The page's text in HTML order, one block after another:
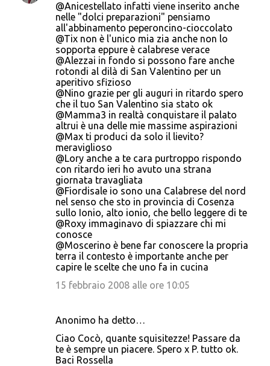
@Anicestellato infatti viene inserito anche
nelle "dolci preparazioni" pensiamo
all'abbinamento peperoncino-cioccolato
@Tix non è l'unico mia zia anche non lo
sopporta eppure è calabrese verace
@Alezzai in fondo si possono fare anche
rotondi al dilà di San Valentino per un
aperitivo sfizioso
@Nino grazie per gli auguri in ritardo spero
che il tuo San Valentino sia stato ok
@Mamma3 in realtà conquistare il palato
altrui è una delle mie massime aspirazioni
@Max ti produci da solo il lievito?
meraviglioso
@Lory anche a te cara purtroppo rispondo
con ritardo ieri ho avuto una strana
giornata travagliata
@Fiordisale io sono una Calabrese del nord
nel senso che sto in provincia di Cosenza
sullo Ionio, alto ionio, che bello leggere di te
@Roxy immaginavo di spiazzare chi mi
conosce
@Moscerino è bene far conoscere la propria
terra il contesto è importante anche per
capire le scelte che uno fa in cucina
15 febbraio 2008 alle ore 10:05
Anonimo ha detto…
Ciao Cocò, quante squisitezze! Passare da
te è sempre un piacere. Spero x P. tutto ok.
Baci Rossella